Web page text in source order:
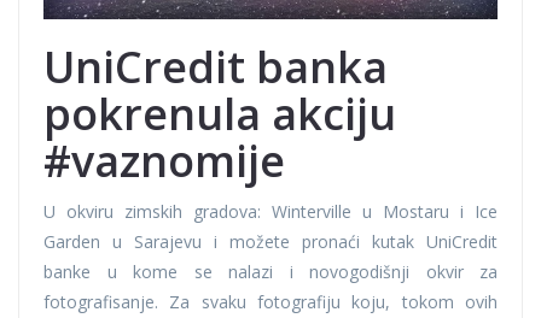
UniCredit banka
pokrenula akciju
#vaznomije
U okviru zimskih gradova: Winterville u Mostaru i Ice
Garden u Sarajevu i možete pronaći kutak UniCredit
banke u kome se nalazi i novogodišnji okvir za
fotografisanje. Za svaku fotografiju koju, tokom ovih